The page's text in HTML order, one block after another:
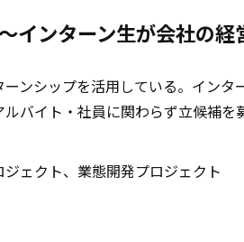
インターン生が会社の経
ンシップを活用している。イン
バイト・社員に関わらず立候補
ェクト、業態開発プロジェクト